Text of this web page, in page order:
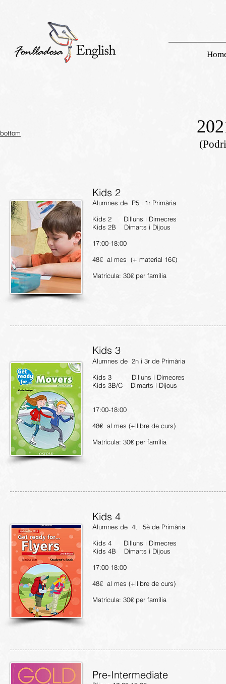
bottom
Kids 2
Alumnes de P5 i 1r Primària
Kids 2 Dilluns i Dimecres
Kids 2B Dimarts i Dijous
17:00-18:00
48€ al mes (+ material 16€)
Matrícula: 30€ per família
Kids 3
Alumnes de 2n i 3r de Primària
Kids 3 Dilluns i Dimecres
Kids 3B/C Dimarts i Dijous
17:00-18:00
48€ al mes (+llibre de curs)
Matrícula: 30€ per família
Kids 4
Alumnes de 4t i 5è de Primària
Kids 4 Dilluns i Dimecres
Kids 4B Dimarts i Dijous
17:00-18:00
48€ al mes (+llibre de curs)
Matrícula: 30€ per família
Pre-Intermediate